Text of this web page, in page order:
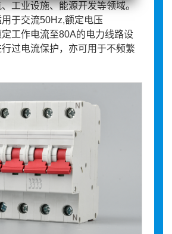
工业设施、能源开发等领域。
于交流50Hz,额定电压
工作电流至80A的电力线路设
过电流保护，亦可用于不频繁